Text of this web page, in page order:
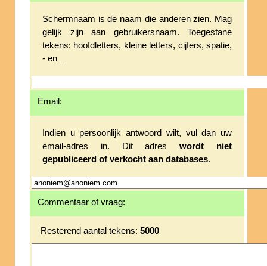
Schermnaam is de naam die anderen zien. Mag
gelijk zijn aan gebruikersnaam. Toegestane
tekens: hoofdletters, kleine letters, cijfers, spatie,
- en _
Email:
Indien u persoonlijk antwoord wilt, vul dan uw
email-adres in. Dit adreswordt niet
gepubliceerd of verkocht aan databases.
Commentaar of vraag:
Resterend aantal tekens: 5000